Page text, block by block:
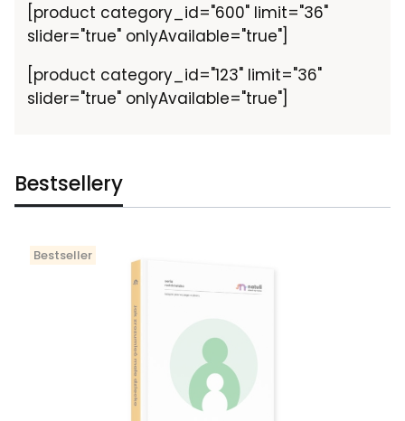
[product category_id="600" limit="36"
slider="true" onlyAvailable="true"]
[product category_id="123" limit="36"
slider="true" onlyAvailable="true"]
Bestsellery
Bestseller